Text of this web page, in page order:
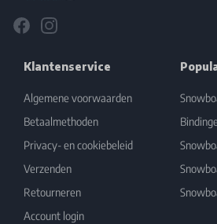
FacebookInstagram
Klantenservice
Algemene voorwaarden
Betaalmethoden
Privacy- en cookiebeleid
Verzenden
Retourneren
Account login